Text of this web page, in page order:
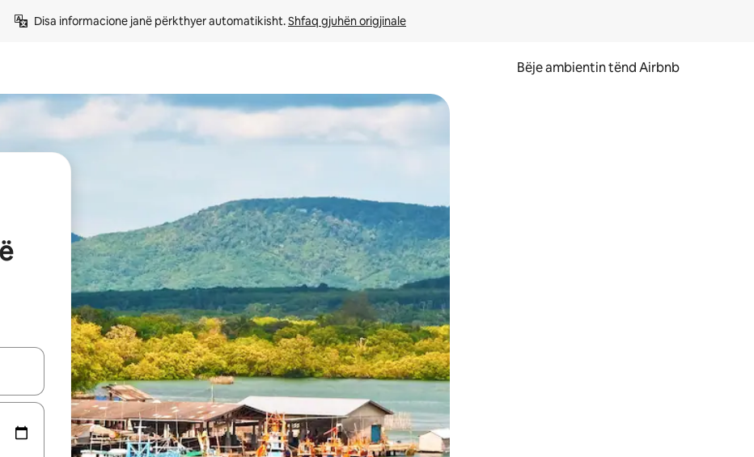
Disa informacione janë përkthyer automatikisht. Shfaq gjuhën origjinale
Bëje ambientin tënd Airbnb
butonat e shigjetave lart e poshtë ose eksploro duke prekur ose duke lëvizur ekranin.